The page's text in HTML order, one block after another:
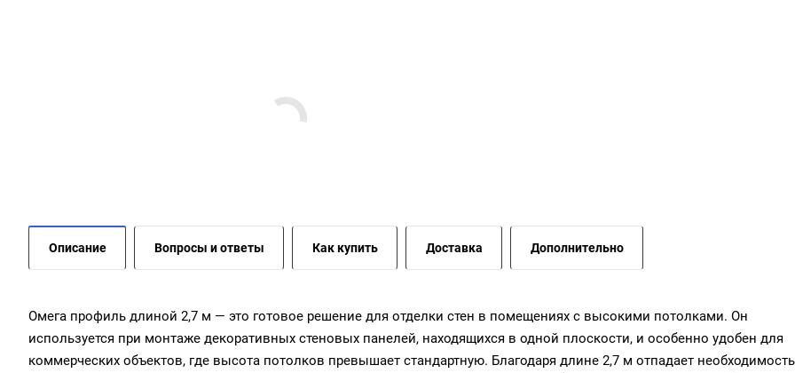
Описание Вопросы и ответы Как купить Доставка Дополнительно
Омега профиль длиной 2,7 м — это готовое решение для отделки стен в помещениях с высокими потолками. Он
используется при монтаже декоративных стеновых панелей, находящихся в одной плоскости, и особенно удобен для
коммерческих объектов, где высота потолков превышает стандартную. Благодаря длине 2,7 м отпадает